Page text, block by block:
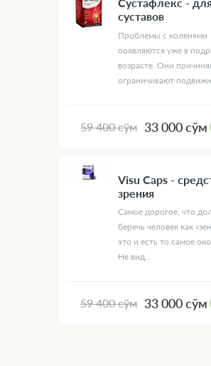
суставов
Проблемы с коленями
появляются уже в
возрасте. Они
ограничивают
59 400 сўм 33 000 сўм
Visu Caps -
зрения
Самое дорогое, что
беречь человек как
это и есть то самое
Не вид...
59 400 сўм 33 000 сўм